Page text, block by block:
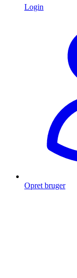
Login
Opret bruger